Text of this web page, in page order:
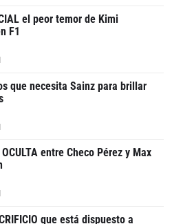
el peor temor de Kimi
F1
que necesita Sainz para brillar
entre Checo Pérez y Max
que está dispuesto a